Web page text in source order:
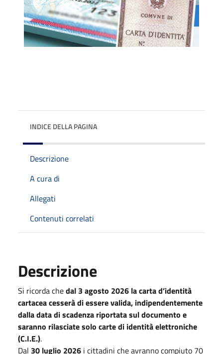
INDICE DELLA PAGINA
Descrizione
A cura di
Allegati
Contenuti correlati
Descrizione
Si ricorda chedal 3 agosto 2026 la carta d’identità
cartacea cesserà di essere valida, indipendentemente
dalla data di scadenza riportata sul documento e
saranno rilasciate solo carte di identità elettroniche
(C.I.E.).
Dal 30 luglio 2026 i cittadini che avranno compiuto 70